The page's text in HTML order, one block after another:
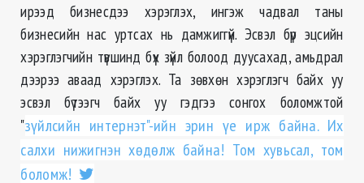
ирээд бизнесдээ хэрэглэх, ингэж чадвал таны
бизнесийн нас уртсах нь дамжиггүй. Эсвэл бүр эцсийн
хэрэглэгчийн түвшинд бүх зүйл болоод дуусахад, амьдрал
дээрээ аваад хэрэглэх. Та зөвхөн хэрэглэгч байх уу
эсвэл бүтээгч байх уу гэдгээ сонгох боломжтой
"зүйлсийн интернэт"-ийн эрин үе ирж байна. Их
салхи нижигнэн хөдөлж байна! Том хувьсал, том
боломж!